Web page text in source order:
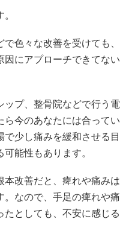
色々な改善を受けても、
因にアプローチできてない
ップ、整骨院などで行う電
ら今のあなたには合ってい
少し痛みを緩和させる目
能性もあります。
本改善だと、痺れや痛みは
。なので、手足の痺れや痛
としても、不安に感じる